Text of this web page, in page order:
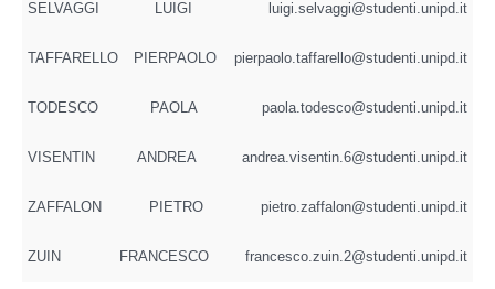
SELVAGGI LUIGI luigi.selvaggi@studenti.unipd.it
TAFFARELLO PIERPAOLO pierpaolo.taffarello@studenti.unipd.it
TODESCO PAOLA paola.todesco@studenti.unipd.it
VISENTIN ANDREA andrea.visentin.6@studenti.unipd.it
ZAFFALON PIETRO pietro.zaffalon@studenti.unipd.it
ZUIN FRANCESCO francesco.zuin.2@studenti.unipd.it